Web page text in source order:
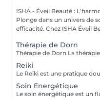
ISHA - Éveil Beauté :
Plonge dans un univers de
efficacité. Chez ISHA Éveil
Thérapie de Dorn
Reiki
Soin Energétique